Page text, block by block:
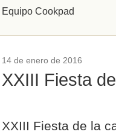
Equipo Cookpad
14 de enero de 2016
XXIII Fiesta
XXIII Fiesta de la